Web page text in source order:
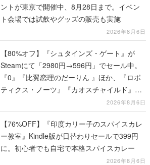
ントが東京で開催中、8月28日まで。イベン
ト会場では試飲やグッズの販売も実施
2026年8月6日
【80%オフ】『シュタインズ・ゲート』が
Steamにて「2980円→596円」でセール中。
『0』『比翼恋理のだーりん 』ほか、『ロボ
ティクス・ノーツ』『カオスチャイルド』な
ど科学アドベンチャーシリーズもセール対象
に
2026年8月6日
【76%OFF】『印度カリー子のスパイスカレ
ー教室』Kindle版が日替わりセールで399円
に。初心者でも自宅で本格スパイスカレー
2026年8月6日